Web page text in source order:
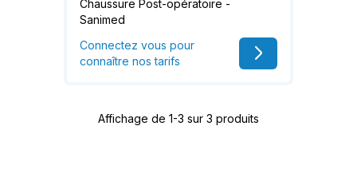
Chaussure Post-opératoire -
Sanimed
Connectez vous pour
connaître nos tarifs
Affichage de 1-3 sur 3 produits